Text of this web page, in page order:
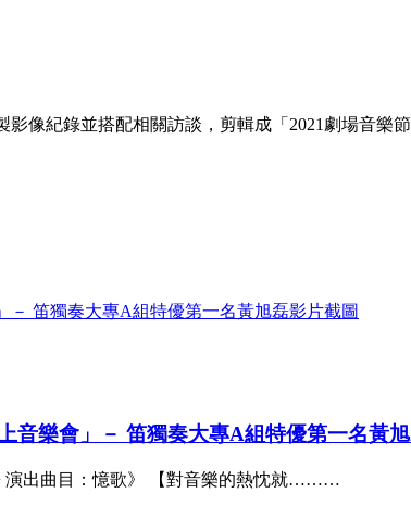
像紀錄並搭配相關訪談，剪輯成「2021劇場音樂
音樂會」－ 笛獨奏大專A組特優第一名黃
演出曲目：憶歌》 【對音樂的熱忱就………